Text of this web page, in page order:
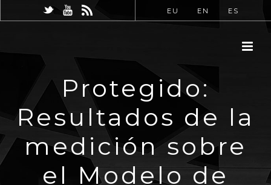
EU EN ES
Protegido:
Resultados de la
medición sobre
el Modelo de